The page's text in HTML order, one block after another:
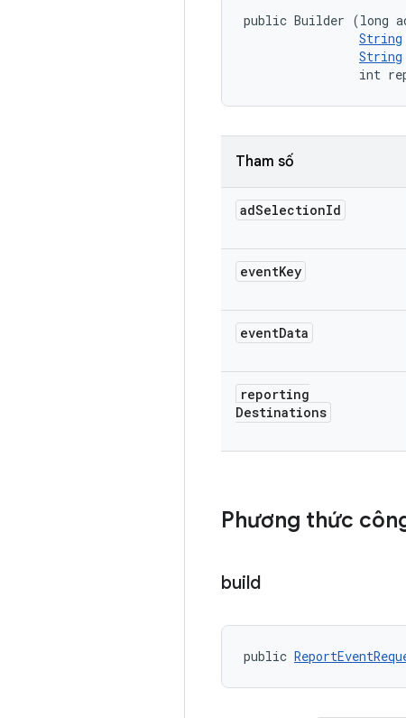
public Builder (long
String
String
int
Tham số
adSelectionId
eventKey
eventData
reporting
Destinations
Phương thức
build
public